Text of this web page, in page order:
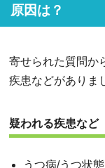
原因は？
寄せられた質問か
疾患などがありま
疑われる疾患など
うつ病/うつ状態